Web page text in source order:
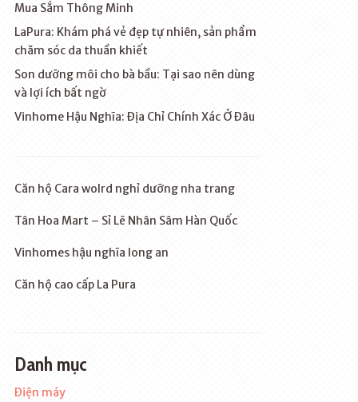
Mua Sắm Thông Minh
LaPura: Khám phá vẻ đẹp tự nhiên, sản phẩm
chăm sóc da thuần khiết
Son dưỡng môi cho bà bầu: Tại sao nên dùng
và lợi ích bất ngờ
Vinhome Hậu Nghĩa: Địa Chỉ Chính Xác Ở Đâu
Căn hộ Cara wolrd nghỉ dưỡng nha trang
Tân Hoa Mart – Sỉ Lẽ Nhân Sâm Hàn Quốc
Vinhomes hậu nghĩa long an
Căn hộ cao cấp La Pura
Danh mục
Điện máy